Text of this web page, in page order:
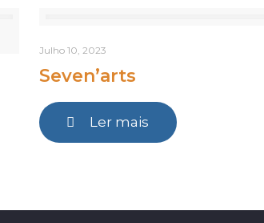
Julho 10, 2023
Seven’arts
Ler mais